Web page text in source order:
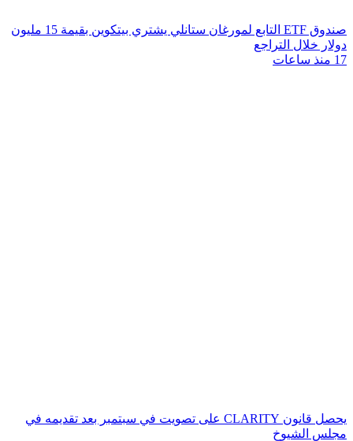
صندوق ETF التابع لمورغان ستانلي يشتري بيتكوين بقيمة 15 مليون
دولار خلال التراجع
17 منذ ساعات
يحصل قانون CLARITY على تصويت في سبتمبر بعد تقديمه في
مجلس الشيوخ